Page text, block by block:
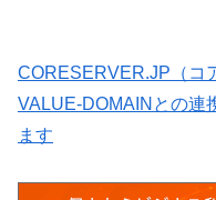
CORESERVER.JP（コ
VALUE-DOMAINとの連
ます